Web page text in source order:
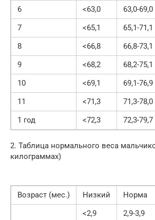
6
<63,0 63,0-69,0
7
<65,1 65,1-71,1
8
<66,8 66,8-73,1
9
<68,2 68,2-75,1
10
<69,1 69,1-76,9
11
<71,3 71,3-78,0
1 год
<72,3 72,3-79,7
2. Таблица нормального веса
килограммах)
Возраст (мес.) Низкий Норма
<2,9
2,9-3,9